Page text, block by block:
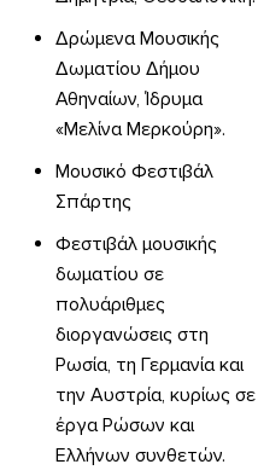
Δρώμενα Μουσικής
Δωματίου Δήμου
Αθηναίων, Ίδρυμα
«Μελίνα Μερκούρη».
Μουσικό Φεστιβάλ
Σπάρτης
Φεστιβάλ μουσικής
δωματίου σε
πολυάριθμες
διοργανώσεις στη
Ρωσία, τη Γερμανία και
την Αυστρία, κυρίως σε
έργα Ρώσων και
Ελλήνων συνθετών.